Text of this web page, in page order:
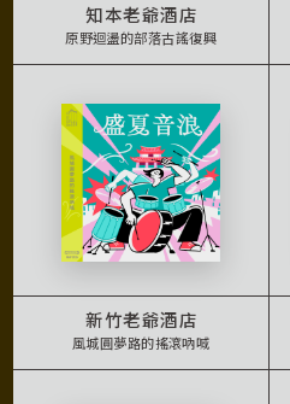
知本老爺酒店
原野迴盪的部落古謠復興
新竹老爺酒店
風城圓夢路的搖滾吶喊